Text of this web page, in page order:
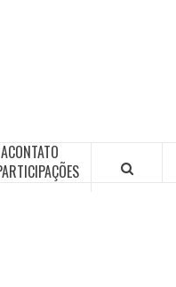
CONTATO